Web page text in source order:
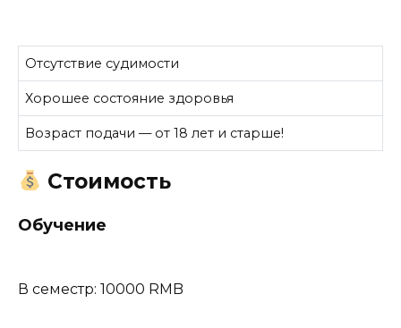
Отсутствие судимости
Хорошее состояние здоровья
Возраст подачи — от 18 лет и старше!
Стоимость
Обучение
В семестр: 10000 RMB